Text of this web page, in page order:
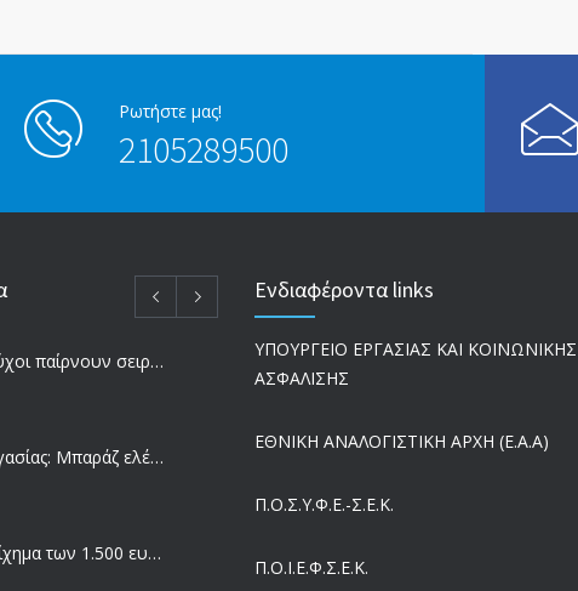
ετών
Ρωτήστε μας!
2105289500
Ποιοι συνταξιούχοι παίρνουν σειρά για επανυπολογισμό σύνταξης με αύξηση και αναδρομικά – Οι εκκρεμότητες ανά Ταμείο
Επιθεώρηση Εργασίας: Μπαράζ ελέγχων με tablets και drones
Μισθός: Το στοίχημα των 1.500 ευρώ – Πόσοι εργαζόμενοι παίρνουν αυτά τα χρήματα
Ενδιαφέροντα links
ΥΠΟΥΡΓΕΙΟ ΕΡΓΑΣΙΑΣ ΚΑΙ ΚΟΙΝΩΝΙΚΗΣ
ΑΣΦΑΛΙΣΗΣ
ΕΘΝΙΚΗ ΑΝΑΛΟΓΙΣΤΙΚΗ ΑΡΧΗ (Ε.Α.Α)
Π.Ο.Σ.Υ.Φ.Ε.-Σ.Ε.Κ.
Π.O.I.Ε.Φ.Σ.Ε.Κ.